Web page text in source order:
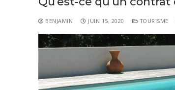
BENJAMIN JUIN 15, 2020 TOURISME